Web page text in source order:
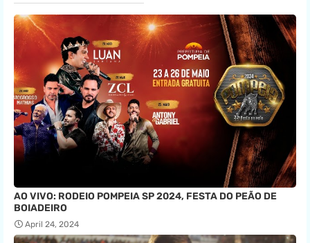
AO VIVO: RODEIO POMPEIA SP 2024, FESTA DO PEÃO DE
BOIADEIRO
April 24, 2024